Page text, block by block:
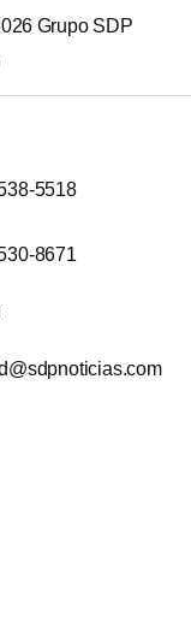
Grupo SDP
5518
8671